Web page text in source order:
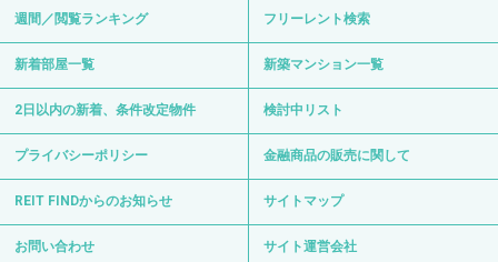
週間／閲覧ランキング フリーレント検索
新着部屋一覧 新築マンション一覧
2日以内の新着、条件改定物件 検討中リスト
プライバシーポリシー 金融商品の販売に関して
REIT FINDからのお知らせ サイトマップ
お問い合わせ サイト運営会社